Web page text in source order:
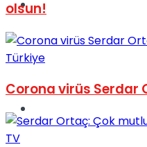
Spor
olsun!
Türkiye
Corona virüs Serdar
TV